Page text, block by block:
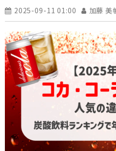
2025-09-11 01:00 加藤 美